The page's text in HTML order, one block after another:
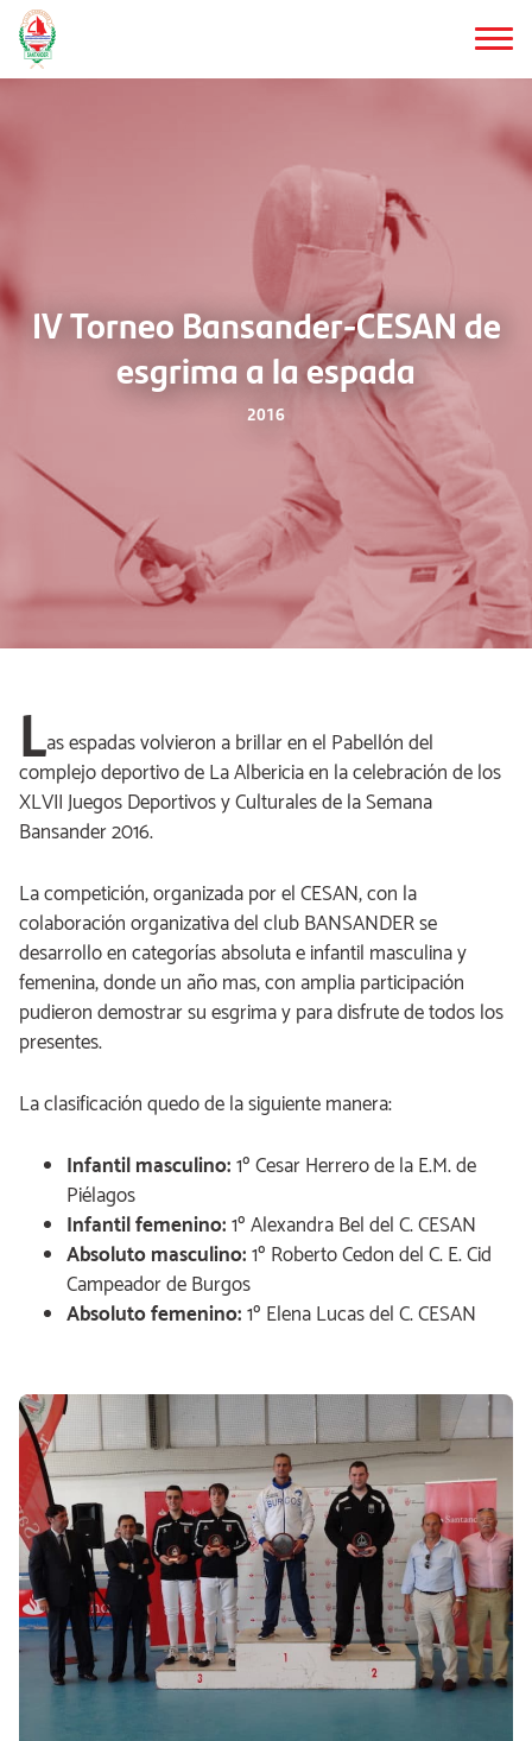
Saltar
al
contenido
IV Torneo Bansander-CESAN de
esgrima a la espada
2016
Las espadas volvieron a brillar en el Pabellón del
complejo deportivo de La Albericia en la celebración de los
XLVII Juegos Deportivos y Culturales de la Semana
Bansander 2016.
La competición, organizada por el CESAN, con la
colaboración organizativa del club BANSANDER se
desarrollo en categorías absoluta e infantil masculina y
femenina, donde un año mas, con amplia participación
pudieron demostrar su esgrima y para disfrute de todos los
presentes.
La clasificación quedo de la siguiente manera:
Infantil masculino:1º Cesar Herrero de la E.M. de
Piélagos
Infantil femenino:1º Alexandra Bel del C. CESAN
Absoluto masculino:1º Roberto Cedon del C. E. Cid
Campeador de Burgos
Absoluto femenino:1º Elena Lucas del C. CESAN